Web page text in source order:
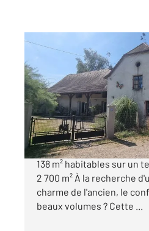
SORNAY 71
2, 5 pièces
Ref : 2974
Maison à vendre
170 000
Maison de charme
138 m² habitables sur un
2 700 m² À la recherche
charme de l'ancien, le
beaux volumes ? Cette ...